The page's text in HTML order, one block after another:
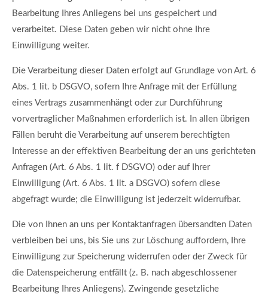
Bearbeitung Ihres Anliegens bei uns gespeichert und
verarbeitet. Diese Daten geben wir nicht ohne Ihre
Einwilligung weiter.
Die Verarbeitung dieser Daten erfolgt auf Grundlage von Art. 6
Abs. 1 lit. b DSGVO, sofern Ihre Anfrage mit der Erfüllung
eines Vertrags zusammenhängt oder zur Durchführung
vorvertraglicher Maßnahmen erforderlich ist. In allen übrigen
Fällen beruht die Verarbeitung auf unserem berechtigten
Interesse an der effektiven Bearbeitung der an uns gerichteten
Anfragen (Art. 6 Abs. 1 lit. f DSGVO) oder auf Ihrer
Einwilligung (Art. 6 Abs. 1 lit. a DSGVO) sofern diese
abgefragt wurde; die Einwilligung ist jederzeit widerrufbar.
Die von Ihnen an uns per Kontaktanfragen übersandten Daten
verbleiben bei uns, bis Sie uns zur Löschung auffordern, Ihre
Einwilligung zur Speicherung widerrufen oder der Zweck für
die Datenspeicherung entfällt (z. B. nach abgeschlossener
Bearbeitung Ihres Anliegens). Zwingende gesetzliche